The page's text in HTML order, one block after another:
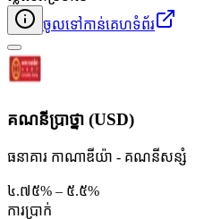
ចូលទៅកាន់គេហទំព័រ
គណនីប្រាថ្នា (USD)
ធនាគារ កាណាឌីយ៉ា - គណនី​សន្សំ
៤.៧៥% – ៥.៥%
ការប្រាក់